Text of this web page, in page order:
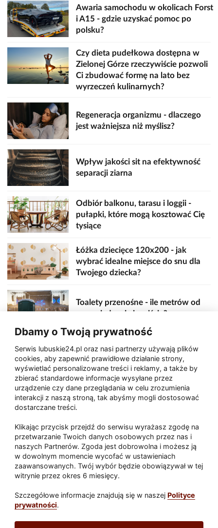
Awaria samochodu w okolicach Forst
i A15 - gdzie uzyskać pomoc po
polsku?
Czy dieta pudełkowa dostępna w
Zielonej Górze rzeczywiście pozwoli
Ci zbudować formę na lato bez
wyrzeczeń kulinarnych?
Regeneracja organizmu - dlaczego
jest ważniejsza niż myślisz?
Wpływ jakości sit na efektywność
separacji ziarna
Odbiór balkonu, tarasu i loggii -
pułapki, które mogą kosztować Cię
tysiące
Łóżka dziecięce 120x200 - jak
wybrać idealne miejsce do snu dla
Twojego dziecka?
Toalety przenośne - ile metrów od
sceny, jedzenia i wejścia?
Zaatakował seniora na "kwadracie"
Akcja po pożarze w Gorzowie.
Ruszyła rozbiórka ściany spalonej
Paliwa
Raport Dodaj raport
Sport
Lubuskie24.pl
Dbamy o Twoją prywatność
Serwis lubuskie24.pl oraz nasi partnerzy używają plików
cookies, aby zapewnić prawidłowe działanie strony,
wyświetlać personalizowane treści i reklamy, a także by
zbierać standardowe informacje wysyłane przez
urządzenie czy dane przeglądania w celu zrozumienia
interakcji z naszą stroną, tak abyśmy mogli dostosować
dostarczane treści.
Klikając przycisk przejdź do serwisu wyrażasz zgodę na
przetwarzanie Twoich danych osobowych przez nas i
naszych Partnerów. Zgoda jest dobrowolna i możesz ją
w dowolnym momencie wycofać w ustawieniach
zaawansowanych. Twój wybór będzie obowiązywał w tej
witrynie przez okres 6 miesięcy.
Szczegółowe informacje znajdują się w naszej Polityce
prywatności.